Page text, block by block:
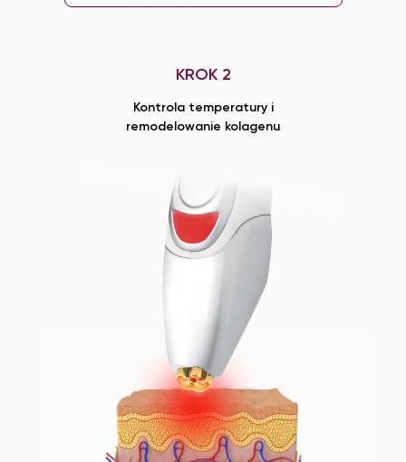
KROK 2
Kontrola temperatury i
remodelowanie kolagenu